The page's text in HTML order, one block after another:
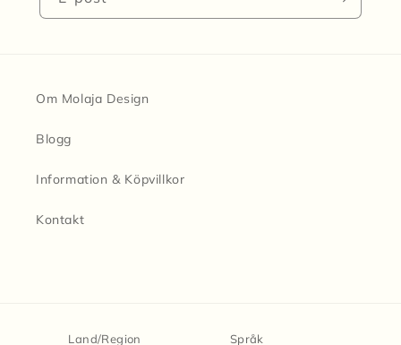
Om Molaja Design
Blogg
Information & Köpvillkor
Kontakt
Land/Region Språk